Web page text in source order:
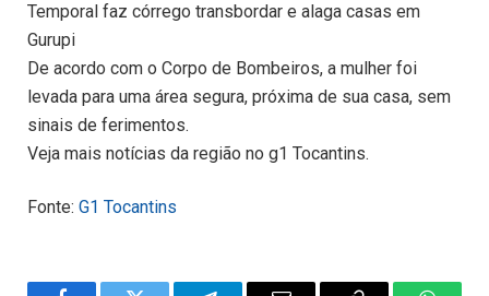
Temporal faz córrego transbordar e alaga casas em
Gurupi
De acordo com o Corpo de Bombeiros, a mulher foi
levada para uma área segura, próxima de sua casa, sem
sinais de ferimentos.
Veja mais notícias da região no g1 Tocantins.
Fonte: G1 Tocantins